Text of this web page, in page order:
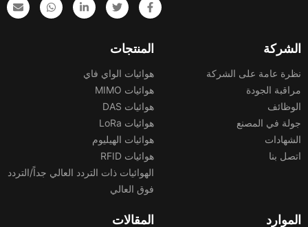
الشركة
نظرة عامة على الشركة
مراقبة الجودة
الوظائف
جولة في المصنع
الشهادات
اتصل بنا
المنتجات
هوائيات الواي فاي
هوائيات MIMO
هوائيات DAS
هوائيات LoRa
هوائيات الهيليوم
هوائيات RFID
الهوائيات ذات التردد العالي جداً/التردد
فوق العالي
الموارد المقالات